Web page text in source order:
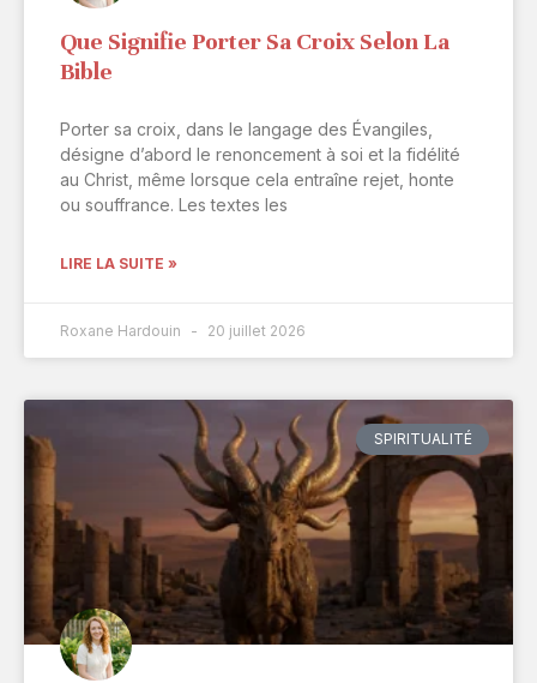
Que Signifie Porter Sa Croix Selon La
Bible
Porter sa croix, dans le langage des Évangiles,
désigne d’abord le renoncement à soi et la fidélité
au Christ, même lorsque cela entraîne rejet, honte
ou souffrance. Les textes les
LIRE LA SUITE »
Roxane Hardouin 20 juillet 2026
SPIRITUALITÉ